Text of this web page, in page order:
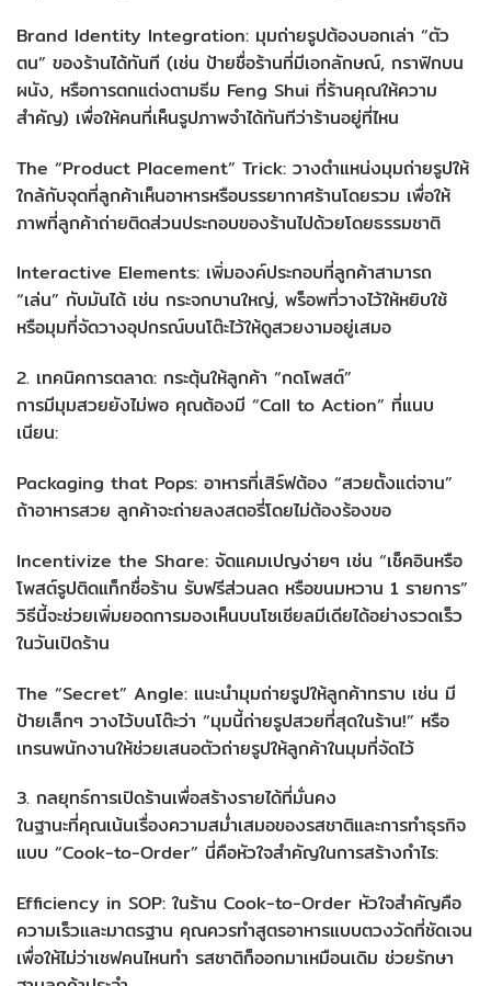
Brand Identity Integration: มุมถ่ายรูปต้องบอกเล่า “ตัว
ตน” ของร้านได้ทันที (เช่น ป้ายชื่อร้านที่มีเอกลักษณ์, กราฟิกบน
ผนัง, หรือการตกแต่งตามธีม Feng Shui ที่ร้านคุณให้ความ
สำคัญ) เพื่อให้คนที่เห็นรูปภาพจำได้ทันทีว่าร้านอยู่ที่ไหน
The “Product Placement” Trick: วางตำแหน่งมุมถ่ายรูปให้
ใกล้กับจุดที่ลูกค้าเห็นอาหารหรือบรรยากาศร้านโดยรวม เพื่อให้
ภาพที่ลูกค้าถ่ายติดส่วนประกอบของร้านไปด้วยโดยธรรมชาติ
Interactive Elements: เพิ่มองค์ประกอบที่ลูกค้าสามารถ
“เล่น” กับมันได้ เช่น กระจกบานใหญ่, พร็อพที่วางไว้ให้หยิบใช้
หรือมุมที่จัดวางอุปกรณ์บนโต๊ะไว้ให้ดูสวยงามอยู่เสมอ
2. เทคนิคการตลาด: กระตุ้นให้ลูกค้า “กดโพสต์”
การมีมุมสวยยังไม่พอ คุณต้องมี “Call to Action” ที่แนบ
เนียน:
Packaging that Pops: อาหารที่เสิร์ฟต้อง “สวยตั้งแต่จาน”
ถ้าอาหารสวย ลูกค้าจะถ่ายลงสตอรี่โดยไม่ต้องร้องขอ
Incentivize the Share: จัดแคมเปญง่ายๆ เช่น “เช็คอินหรือ
โพสต์รูปติดแท็กชื่อร้าน รับฟรีส่วนลด หรือขนมหวาน 1 รายการ”
วิธีนี้จะช่วยเพิ่มยอดการมองเห็นบนโซเชียลมีเดียได้อย่างรวดเร็ว
ในวันเปิดร้าน
The “Secret” Angle: แนะนำมุมถ่ายรูปให้ลูกค้าทราบ เช่น มี
ป้ายเล็กๆ วางไว้บนโต๊ะว่า “มุมนี้ถ่ายรูปสวยที่สุดในร้าน!” หรือ
เทรนพนักงานให้ช่วยเสนอตัวถ่ายรูปให้ลูกค้าในมุมที่จัดไว้
3. กลยุทธ์การเปิดร้านเพื่อสร้างรายได้ที่มั่นคง
ในฐานะที่คุณเน้นเรื่องความสม่ำเสมอของรสชาติและการทำธุรกิจ
แบบ “Cook-to-Order” นี่คือหัวใจสำคัญในการสร้างกำไร:
Efficiency in SOP: ในร้าน Cook-to-Order หัวใจสำคัญคือ
ความเร็วและมาตรฐาน คุณควรทำสูตรอาหารแบบตวงวัดที่ชัดเจน
เพื่อให้ไม่ว่าเชฟคนไหนทำ รสชาติก็ออกมาเหมือนเดิม ช่วยรักษา